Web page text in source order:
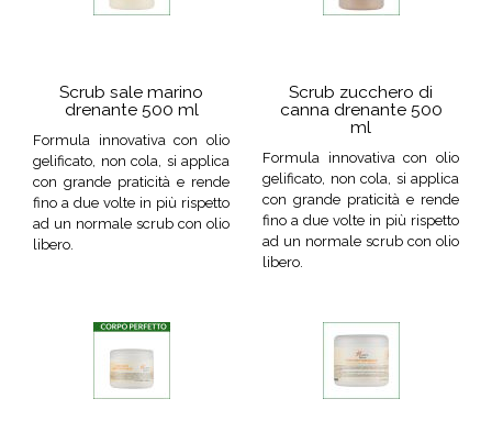
Scrub sale marino
drenante 500 ml
Formula innovativa con olio
gelificato, non cola, si applica
con grande praticità e rende
fino a due volte in più rispetto
ad un normale scrub con olio
libero.
Scrub zucchero di
canna drenante 500
ml
Formula innovativa con olio
gelificato, non cola, si applica
con grande praticità e rende
fino a due volte in più rispetto
ad un normale scrub con olio
libero.